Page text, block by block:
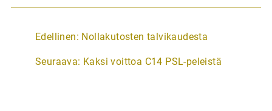
A
t
Edellinen: Nollakutosten talvikaudesta
Seuraava: Kaksi voittoa C14 PSL-peleistä